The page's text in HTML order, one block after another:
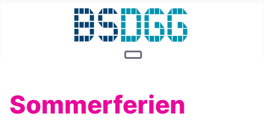
Sommerferien